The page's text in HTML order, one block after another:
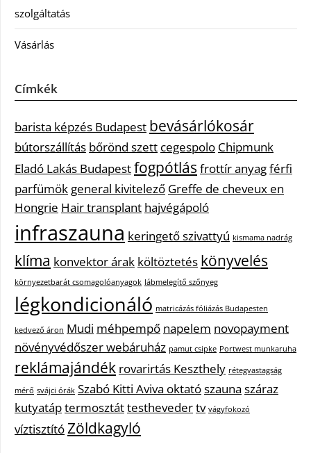
szolgáltatás
Vásárlás
Címkék
barista képzés Budapest bevásárlókosár
bútorszállítás bőrönd szett cegespolo Chipmunk
Eladó Lakás Budapestfogpótlás frottír anyagférfi
parfümök general kivitelező Greffe de cheveux en
Hongrie Hair transplant hajvégápoló
infraszauna keringető szivattyú kismama nadrág
klíma konvektor árak költöztetés könyvelés
környezetbarát csomagolóanyagok lábmelegítő szőnyeg
légkondicionáló matricázás fóliázás Budapesten
kedvező áron Mudi méhpempő napelem novopayment
növényvédőszer webáruház pamut csipke Portwest munkaruha
reklámajándék rovarirtás Keszthely rétegvastagság
mérő svájci órák Szabó Kitti Aviva oktatószauna száraz
kutyatáptermosztáttesthevedertv vágyfokozó
víztisztítóZöldkagyló